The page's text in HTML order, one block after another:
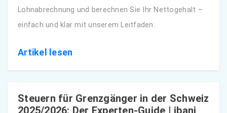
Lohnabrechnung und berechnen Sie Ihr Nettogehalt –
einfach und klar mit unserem Leitfaden.
Artikel lesen
Steuern für Grenzgänger in der Schweiz
2025/2026: Der Experten-Guide | ibani